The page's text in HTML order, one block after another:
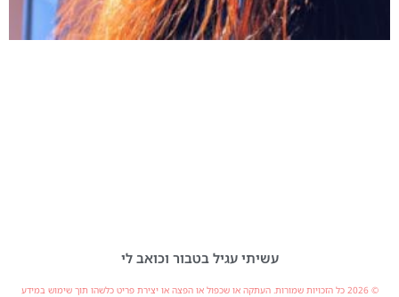
עשיתי עגיל בטבור וכואב לי
© 2026 כל הזכויות שמורות. העתקה או שכפול או הפצה או יצירת פריט כלשהו תוך שימוש במידע